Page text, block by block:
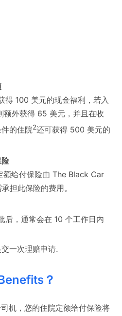
得 100 美元的现金福利，若入
额外获得 65 美元，并且在收
的住院2还可获得 500 美元的
给付保险由 The Black Car
担此保险的费用。
后，通常会在 10 个工作日内
一次理赔申请.
？
机，您的住院定额给付保险将